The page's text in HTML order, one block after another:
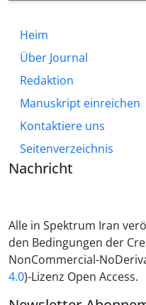
Heim
Über Journal
Redaktion
Manuskript einreichen
Kontaktiere uns
Seitenverzeichnis
Nachricht
Alle in Spektrum Iran
den Bedingungen der
NonCommercial-
4.0)-Lizenz Open Access.